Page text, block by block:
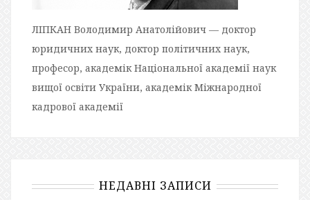
ЛІПКАН Володимир Анатолійович — доктор
юридичних наук, доктор політичних наук,
професор, академік Національної академії наук
вищої освіти України, академік Міжнародної
кадрової академії
НЕДАВНІ ЗАПИСИ